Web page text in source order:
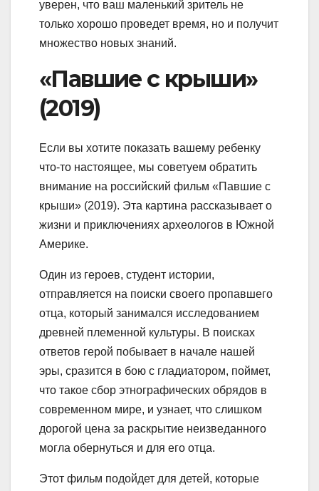
уверен, что ваш маленький зритель не
только хорошо проведет время, но и получит
множество новых знаний.
«Павшие с крыши»
(2019)
Если вы хотите показать вашему ребенку
что-то настоящее, мы советуем обратить
внимание на российский фильм «Павшие с
крыши» (2019). Эта картина рассказывает о
жизни и приключениях археологов в Южной
Америке.
Один из героев, студент истории,
отправляется на поиски своего пропавшего
отца, который занимался исследованием
древней племенной культуры. В поисках
ответов герой побывает в начале нашей
эры, сразится в бою с гладиатором, поймет,
что такое сбор этнографических обрядов в
современном мире, и узнает, что слишком
дорогой цена за раскрытие неизведанного
могла обернуться и для его отца.
Этот фильм подойдет для детей, которые